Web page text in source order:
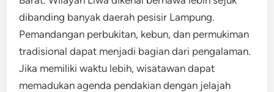
dibanding banyak daerah pesisir Lampung.
Pemandangan perbukitan, kebun, dan permukiman
tradisional dapat menjadi bagian dari pengalaman.
Jika memiliki waktu lebih, wisatawan dapat
memadukan agenda pendakian dengan jelajah